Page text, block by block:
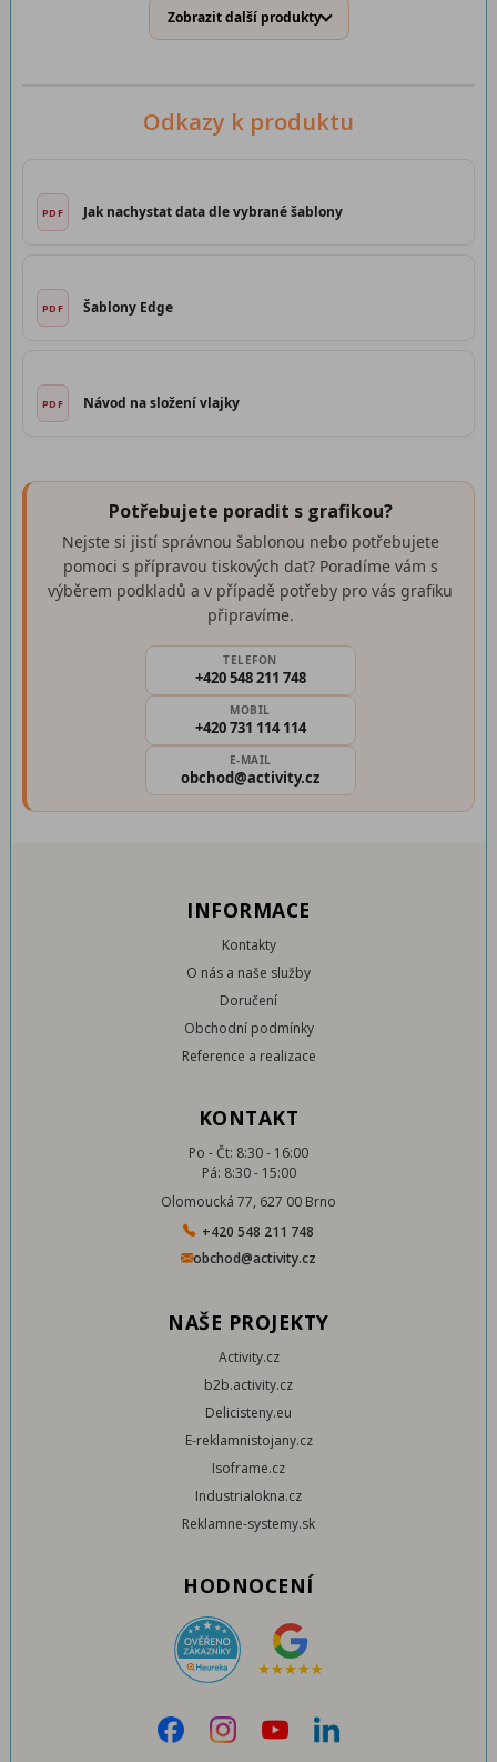
Zobrazit další produkty
Odkazy k produktu
Jak nachystat data dle vybrané šablony
Šablony Edge
Návod na složení vlajky
Potřebujete poradit s grafikou?
Nejste si jistí správnou šablonou nebo potřebujete
pomoci s přípravou tiskových dat? Poradíme vám s
výběrem podkladů a v případě potřeby pro vás grafiku
připravíme.
TELEFON
+420 548 211 748
MOBIL
+420 731 114 114
E-MAIL
obchod@activity.cz
INFORMACE
Kontakty
O nás a naše služby
Doručení
Obchodní podmínky
Reference a realizace
KONTAKT
Po - Čt: 8:30 - 16:00
Pá: 8:30 - 15:00
Olomoucká 77, 627 00 Brno
+420 548 211 748
obchod@activity.cz
NAŠE PROJEKTY
Activity.cz
b2b.activity.cz
Delicisteny.eu
E-reklamnistojany.cz
Isoframe.cz
Industrialokna.cz
Reklamne-systemy.sk
HODNOCENÍ